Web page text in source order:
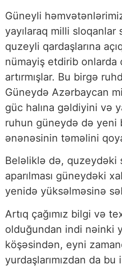
Güneyli
yayılaraq milli sloqanlar
quzeyli qardaşlarına
nümayiş etdirib onlarda
artırmışlar. Bu birgə
Güneydə Azərbaycan
güc halına gəldiyini və
ruhun güneydə də yeni
ənənəsinin təməlini
Beləliklə də, quzeydəki
aparılması güneydəki
yenidə yüksəlməsinə
Artıq çağımız bilgi və
olduğundan indi nəinki
köşəsindən, eyni
yurdaşlarımızdan da